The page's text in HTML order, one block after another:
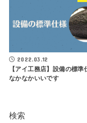
2022.03.12
【アイ工務店】設備の標準
なかなかいいです
検索